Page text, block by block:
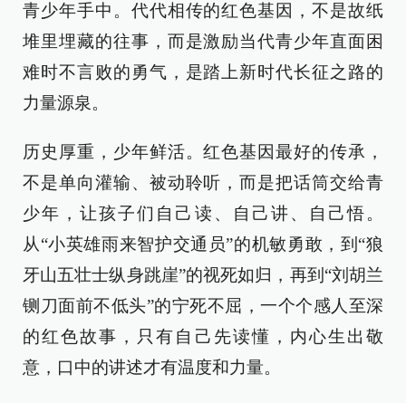
青少年手中。代代相传的红色基因，不是故纸
堆里埋藏的往事，而是激励当代青少年直面困
难时不言败的勇气，是踏上新时代长征之路的
力量源泉。
历史厚重，少年鲜活。红色基因最好的传承，
不是单向灌输、被动聆听，而是把话筒交给青
少年，让孩子们自己读、自己讲、自己悟。
从“小英雄雨来智护交通员”的机敏勇敢，到“狼
牙山五壮士纵身跳崖”的视死如归，再到“刘胡兰
铡刀面前不低头”的宁死不屈，一个个感人至深
的红色故事，只有自己先读懂，内心生出敬
意，口中的讲述才有温度和力量。